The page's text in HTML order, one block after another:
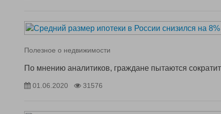
Полезное о недвижимости
По мнению аналитиков, граждане пытаются
01.06.2020 31576